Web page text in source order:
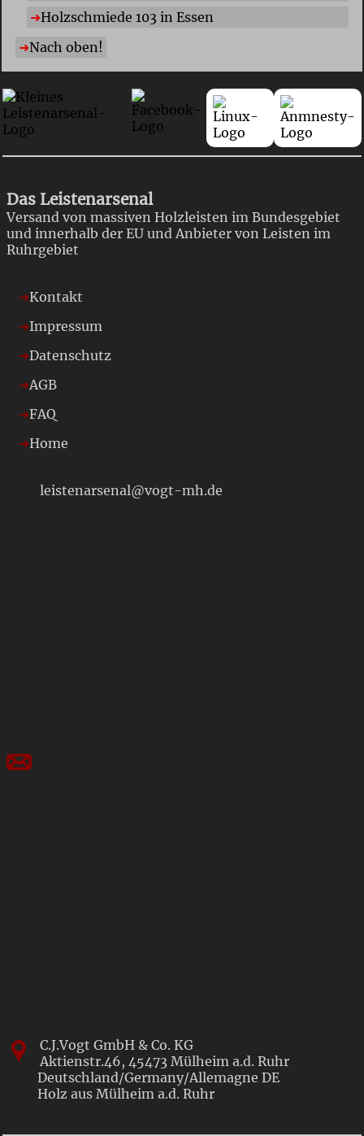
Holzschmiede 103 in Essen
Nach oben!
Das Leistenarsenal
Versand von massiven Holzleisten im Bundesgebiet
und innerhalb der EU und Anbieter von Leisten im
Ruhrgebiet
Kontakt
Impressum
Datenschutz
AGB
FAQ
Home
leistenarsenal@vogt-mh.de
C.J.Vogt GmbH & Co. KG
Aktienstr.46, 45473 Mülheim a.d. Ruhr
Deutschland/Germany/AllemagneDE
Holz aus Mülheim a.d. Ruhr